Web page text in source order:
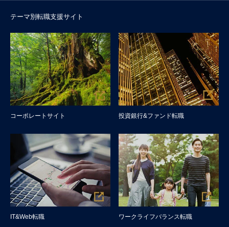
テーマ別転職支援サイト
コーポレートサイト 投資銀行&ファンド転職
IT&Web転職 ワークライフバランス転職